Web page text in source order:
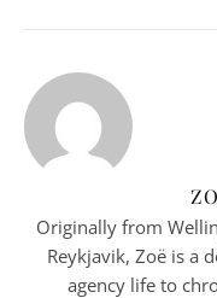
Originally from
Reykjavik, Zoë is a
agency life to